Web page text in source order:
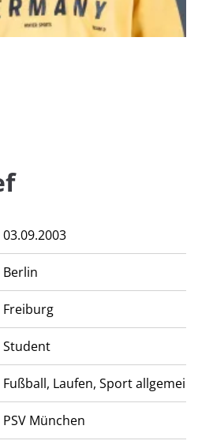
03.09.2003
Berlin
Freiburg
Student
Fußball, Laufen, Sport allgemein,
PSV München